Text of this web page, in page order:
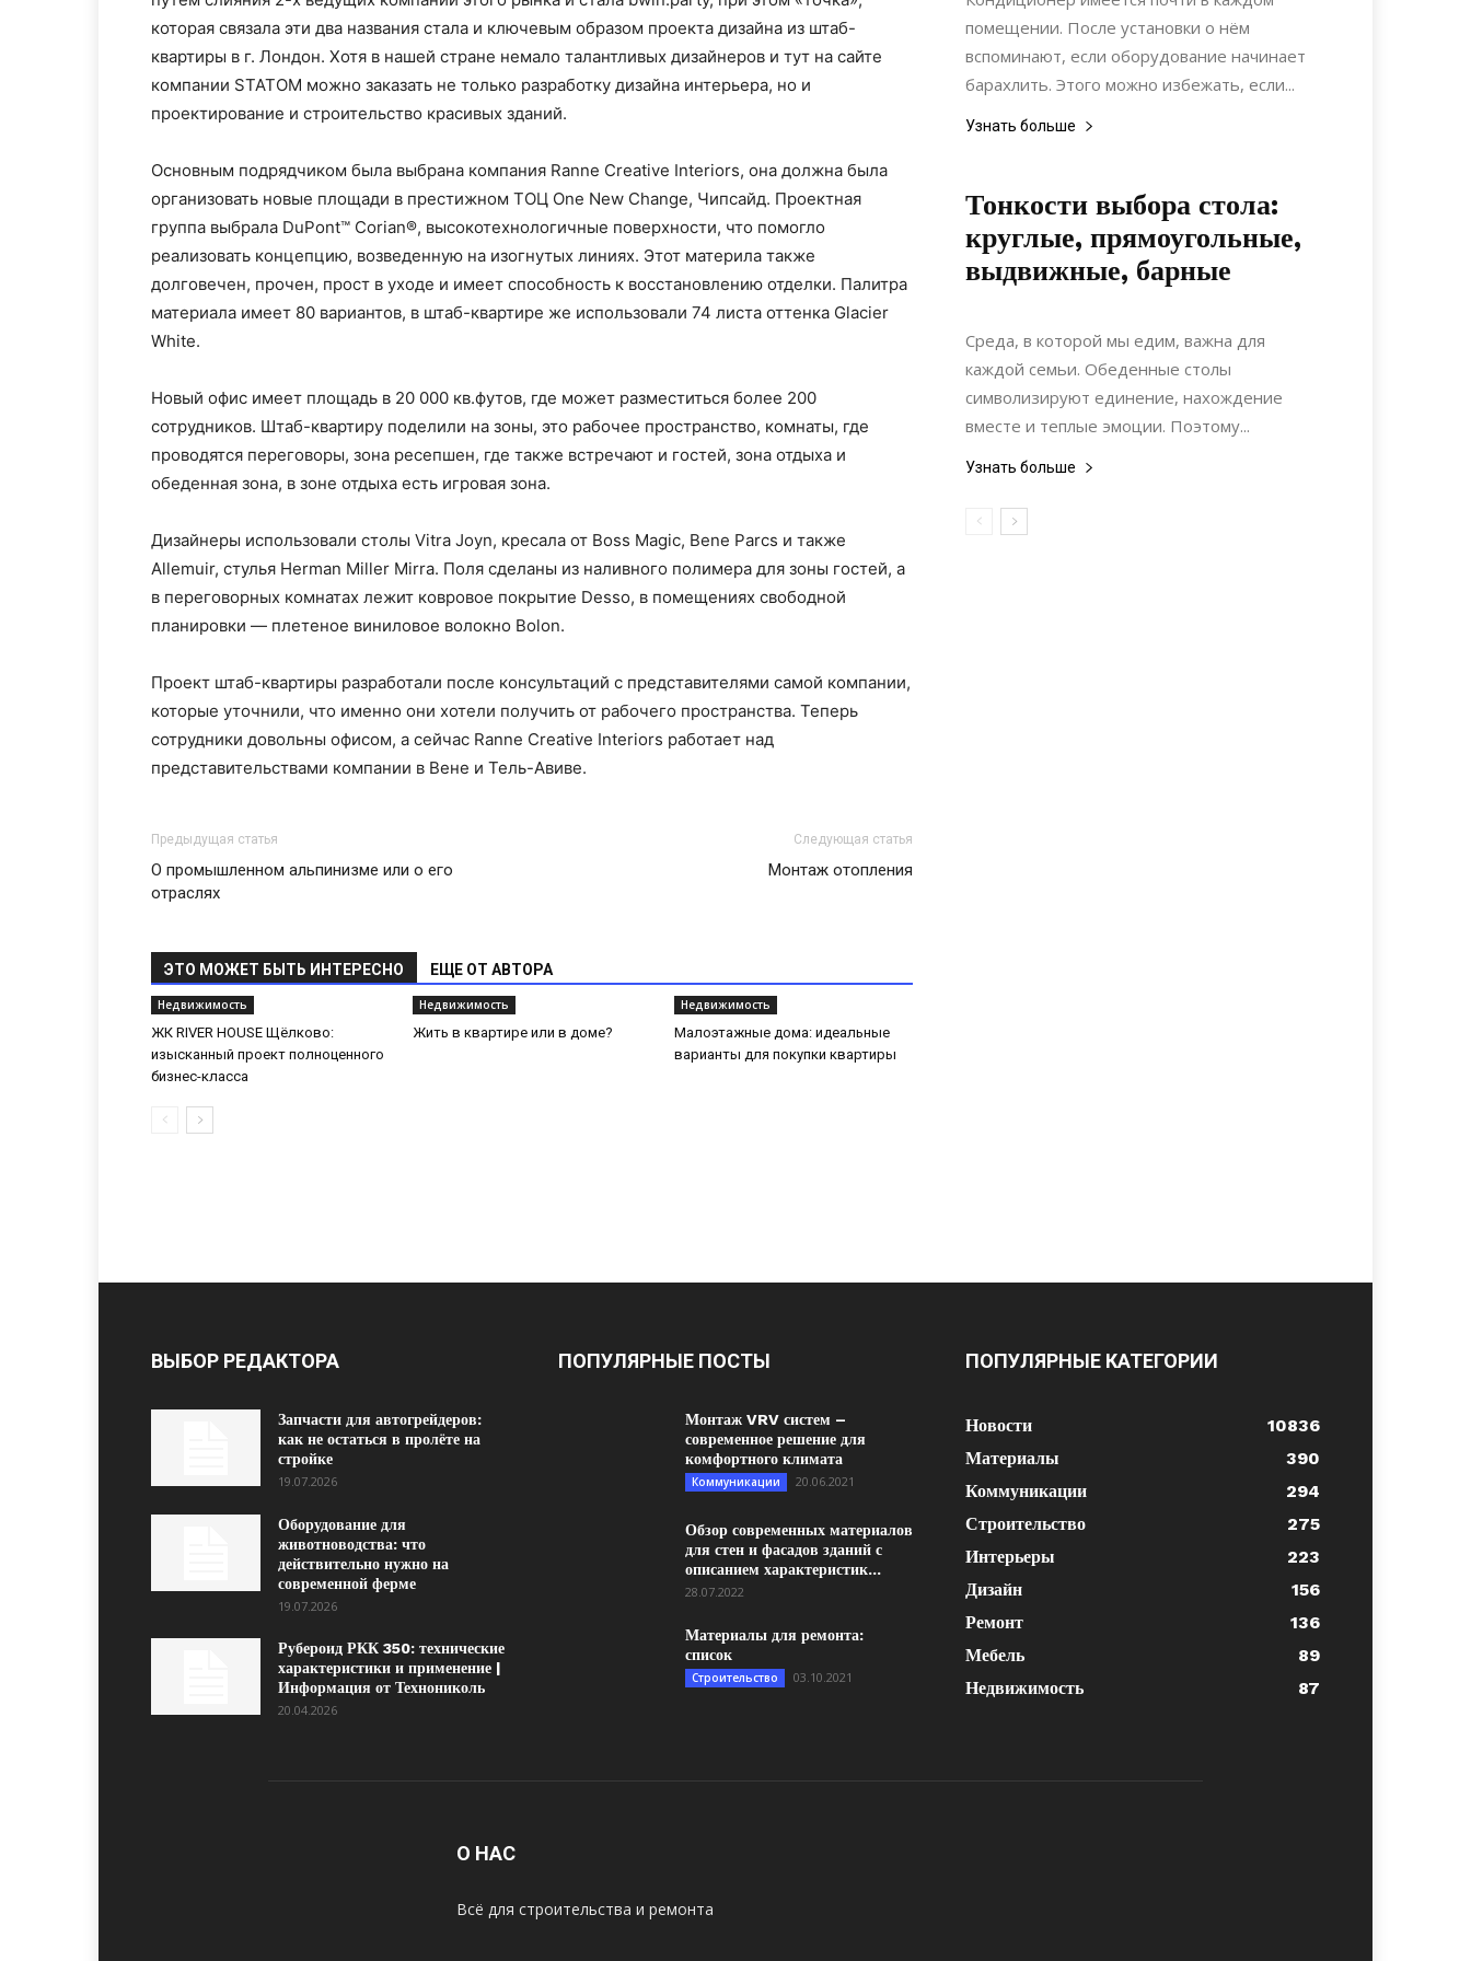
которая связала эти два названия стала и ключевым образом проекта дизайна из штаб-
квартиры в г. Лондон. Хотя в нашей стране немало талантливых дизайнеров и тут на сайте
компании STATOM можно заказать не только разработку дизайна интерьера, но и
проектирование и строительство красивых зданий.
Основным подрядчиком была выбрана компания Ranne Creative Interiors, она должна была
организовать новые площади в престижном ТОЦ One New Change, Чипсайд. Проектная
группа выбрала DuPont™ Corian®, высокотехнологичные поверхности, что помогло
реализовать концепцию, возведенную на изогнутых линиях. Этот материла также
долговечен, прочен, прост в уходе и имеет способность к восстановлению отделки. Палитра
материала имеет 80 вариантов, в штаб-квартире же использовали 74 листа оттенка Glacier
White.
Новый офис имеет площадь в 20 000 кв.футов, где может разместиться более 200
сотрудников. Штаб-квартиру поделили на зоны, это рабочее пространство, комнаты, где
проводятся переговоры, зона ресепшен, где также встречают и гостей, зона отдыха и
обеденная зона, в зоне отдыха есть игровая зона.
Дизайнеры использовали столы Vitra Joyn, кресала от Boss Magic, Bene Parcs и также
Allemuir, стулья Herman Miller Mirra. Поля сделаны из наливного полимера для зоны гостей, а
в переговорных комнатах лежит ковровое покрытие Desso, в помещениях свободной
планировки — плетеное виниловое волокно Bolon.
Проект штаб-квартиры разработали после консультаций с представителями самой компании,
которые уточнили, что именно они хотели получить от рабочего пространства. Теперь
сотрудники довольны офисом, а сейчас Ranne Creative Interiors работает над
представительствами компании в Вене и Тель-Авиве.
Предыдущая статья
О промышленном альпинизме или о его
отраслях
Следующая статья
Монтаж отопления
ЭТО МОЖЕТ БЫТЬ ИНТЕРЕСНО ЕЩЕ ОТ АВТОРА
Недвижимость
ЖК RIVER HOUSE Щёлково:
изысканный проект полноценного
бизнес-класса
Недвижимость
Жить в квартире или в доме?
Недвижимость
Малоэтажные дома: идеальные
варианты для покупки квартиры
помещении. После установки о нём
вспоминают, если оборудование начинает
барахлить. Этого можно избежать, если...
Узнать больше
Тонкости выбора стола:
круглые, прямоугольные,
выдвижные, барные
25.02.2021
Среда, в которой мы едим, важна для
каждой семьи. Обеденные столы
символизируют единение, нахождение
вместе и теплые эмоции. Поэтому...
Узнать больше
ВЫБОР РЕДАКТОРА
Запчасти для автогрейдеров:
как не остаться в пролёте на
стройке
19.07.2026
Оборудование для
животноводства: что
действительно нужно на
современной ферме
19.07.2026
Рубероид РКК 350: технические
характеристики и применение |
Информация от Технониколь
20.04.2026
ПОПУЛЯРНЫЕ ПОСТЫ
Монтаж VRV систем –
современное решение для
комфортного климата
Коммуникации 20.06.2021
Обзор современных материалов
для стен и фасадов зданий с
описанием характеристик...
28.07.2022
Материалы для ремонта:
список
Строительство 03.10.2021
ПОПУЛЯРНЫЕ КАТЕГОРИИ
Новости
10836
Материалы
390
Коммуникации
294
Строительство
275
Интерьеры
223
Дизайн
156
Ремонт
136
Мебель
89
Недвижимость
87
О НАС
Всё для строительства и ремонта